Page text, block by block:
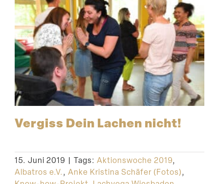
Vergiss Dein Lachen nicht!
15. Juni 2019 | Tags: Aktionswoche 2019,
Albatros e.V., Anke Kristina Schäfer (Fotos),